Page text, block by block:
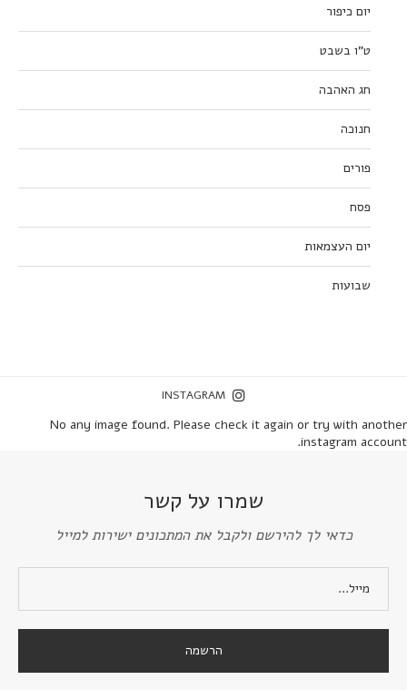
יום כיפור
ט”ו בשבט
חג האהבה
חנוכה
פורים
פסח
יום העצמאות
שבועות
INSTAGRAM
No any image found. Please check it again or try with another
instagram account.
שמרו על קשר
כדאי לך להירשם ולקבל את המתכונים ישירות למייל